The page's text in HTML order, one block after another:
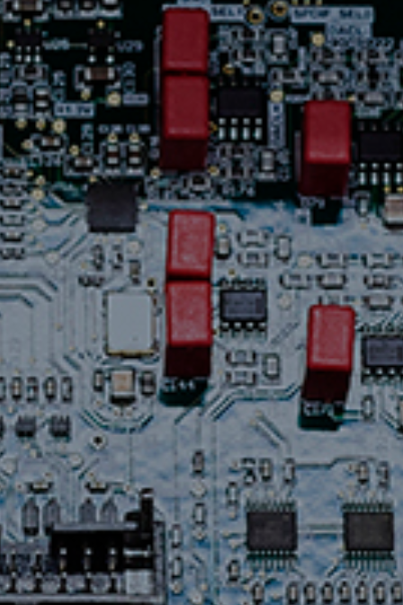
Assistance
Nous
joindre
Nouvelles
Carrières
Trouver
une
boutique